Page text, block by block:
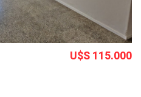
U$S 115.000